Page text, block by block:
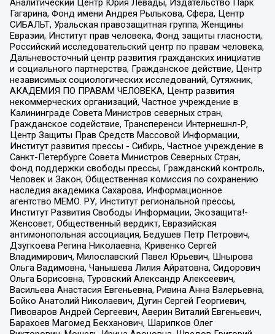
Аналитический Центр Юрия Левады, Издательство Парк
Гагарина, Фонд имени Андрея Рылькова, Сфера, Центр
СИБАЛЬТ, Уральская правозащитная группа, Женщины
Евразии, Институт прав человека, Фонд защиты гласности,
Российский исследовательский центр по правам человека,
Дальневосточный центр развития гражданских инициатив
и социального партнерства, Гражданское действие, Центр
независимых социологических исследований, Сутяжник,
АКАДЕМИЯ ПО ПРАВАМ ЧЕЛОВЕКА, Центр развития
некоммерческих организаций, Частное учреждение в
Калининграде Совета Министров северных стран,
Гражданское содействие, Трансперенси Интернешнл-Р,
Центр Защиты Прав Средств Массовой Информации,
Институт развития прессы - Сибирь, Частное учреждение в
Санкт-Петербурге Совета Министров Северных Стран,
Фонд поддержки свободы прессы, Гражданский контроль,
Человек и Закон, Общественная комиссия по сохранению
наследия академика Сахарова, Информационное
агентство МЕМО. РУ, Институт региональной прессы,
Институт Развития Свободы Информации, Экозащита!-
Женсовет, Общественный вердикт, Евразийская
антимонопольная ассоциация, Бедушев Петр Петрович,
Дзугкоева Регина Николаевна, Кривенко Сергей
Владимирович, Милославский Павел Юрьевич, Шнырова
Ольга Вадимовна, Чанышева Лилия Айратовна, Сидорович
Ольга Борисовна, Туровский Александр Алексеевич,
Васильева Анастасия Евгеньевна, Ривина Анна Валерьевна,
Бойко Анатолий Николаевич, Дугин Сергей Георгиевич,
Пивоваров Андрей Сергеевич, Аверин Виталий Евгеньевич,
Барахоев Магомед Бекханович, Шарипков Олег